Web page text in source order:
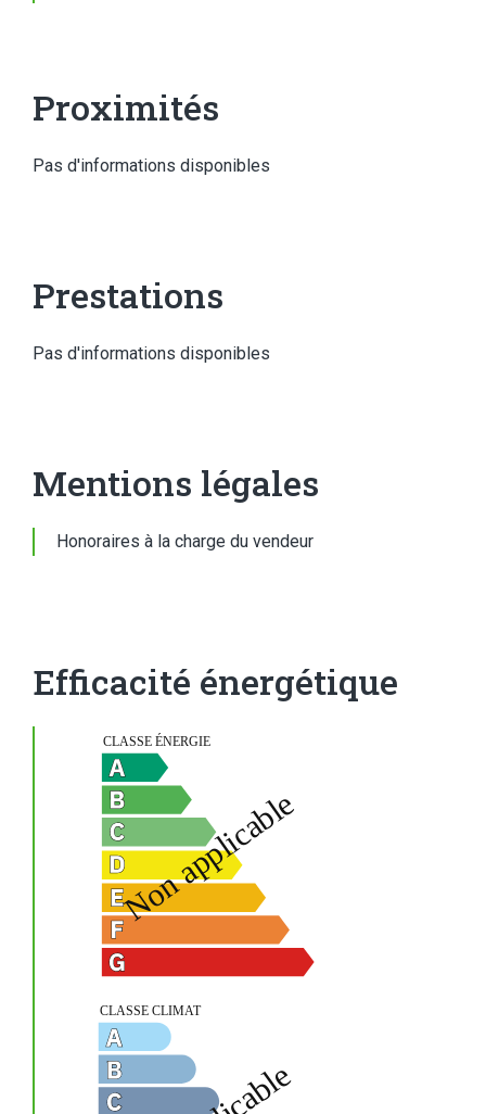
Proximités
Pas d'informations disponibles
Prestations
Pas d'informations disponibles
Mentions légales
Honoraires à la charge du vendeur
Efficacité énergétique